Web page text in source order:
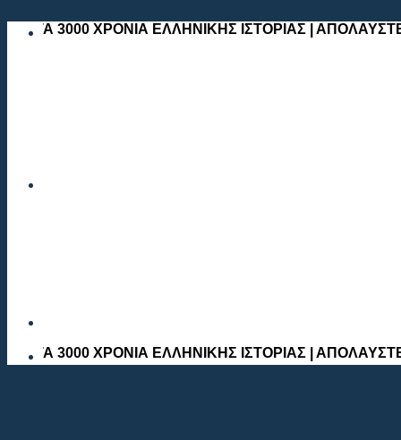
ΧΡΟΝΙΑ ΕΛΛΗΝΙΚΗΣ ΙΣΤΟΡΙΑΣ | ΑΠΟΛΑΥΣΤΕ ΕΝΑ
ΧΡΟΝΙΑ ΕΛΛΗΝΙΚΗΣ ΙΣΤΟΡΙΑΣ | ΑΠΟΛΑΥΣΤΕ ΕΝΑ